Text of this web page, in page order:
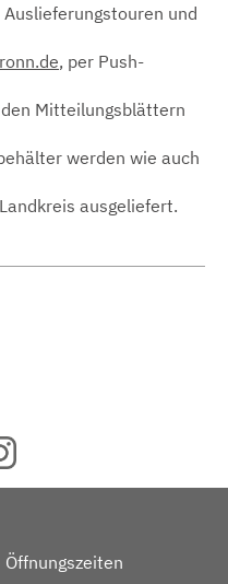
und
, per Push-
Mitteilungsblättern
werden wie auch
ausgeliefert.
Öffnungszeiten